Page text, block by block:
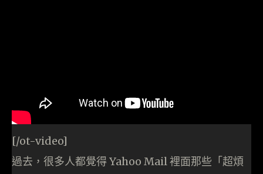
[/ot-video]
過去，很多人都覺得 Yahoo Mail 裡面那些「超煩